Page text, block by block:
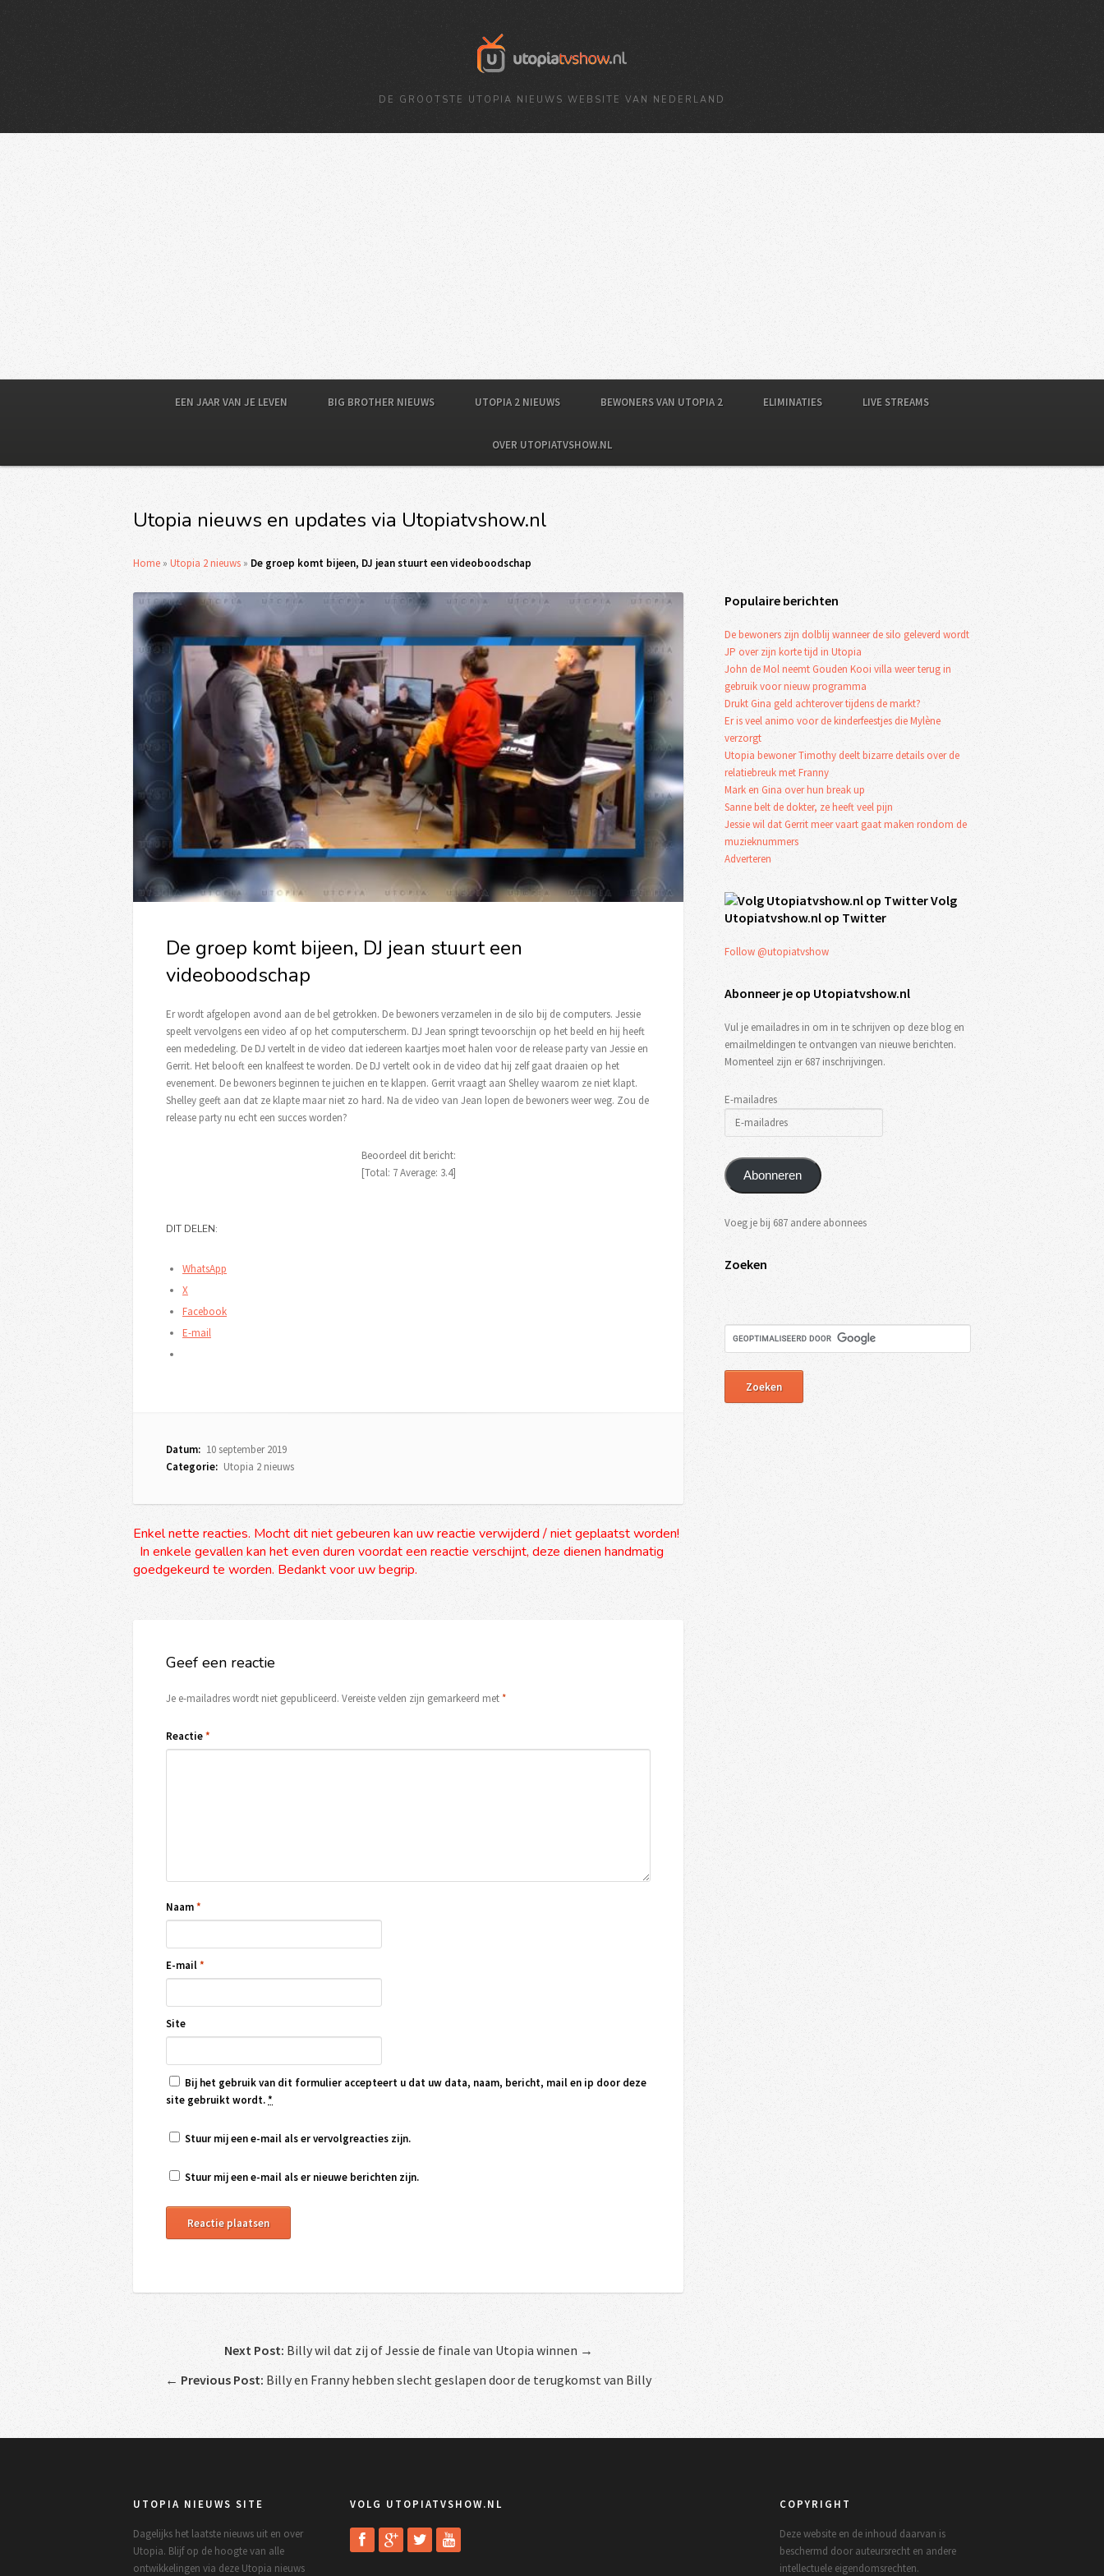
DE GROOTSTE UTOPIA NIEUWS WEBSITE VAN NEDERLAND
EEN JAAR VAN JE LEVEN BIG BROTHER NIEUWS UTOPIA 2 NIEUWS BEWONERS VAN UTOPIA 2 ELIMINATIES LIVE STREAMS
OVER UTOPIATVSHOW.NL
Utopia nieuws en updates via Utopiatvshow.nl
Home » Utopia 2 nieuws » De groep komt bijeen, DJ jean stuurt een videoboodschap
De groep komt bijeen, DJ jean stuurt een
videoboodschap
Er wordt afgelopen avond aan de bel getrokken. De bewoners verzamelen in de silo bij de computers. Jessie
speelt vervolgens een video af op het computerscherm. DJ Jean springt tevoorschijn op het beeld en hij heeft
een mededeling. De DJ vertelt in de video dat iedereen kaartjes moet halen voor de release party van Jessie en
Gerrit. Het belooft een knalfeest te worden. De DJ vertelt ook in de video dat hij zelf gaat draaien op het
evenement. De bewoners beginnen te juichen en te klappen. Gerrit vraagt aan Shelley waarom ze niet klapt.
Shelley geeft aan dat ze klapte maar niet zo hard. Na de video van Jean lopen de bewoners weer weg. Zou de
release party nu echt een succes worden?
Beoordeel dit bericht:
[Total: 7Average: 3.4]
DIT DELEN:
WhatsApp
X
Facebook
E-mail
Datum: 10 september 2019
Categorie: Utopia 2 nieuws
Enkel nette reacties. Mocht dit niet gebeuren kan uw reactie verwijderd / niet geplaatst worden!
In enkele gevallen kan het even duren voordat een reactie verschijnt, deze dienen handmatig
goedgekeurd te worden. Bedankt voor uw begrip.
Geef een reactie
Je e-mailadres wordt niet gepubliceerd. Vereiste velden zijn gemarkeerd met*
Reactie*
Naam*
E-mail*
Site
Bij het gebruik van dit formulier accepteert u dat uw data, naam, bericht, mail en ip door deze
site gebruikt wordt.*
Stuur mij een e-mail als er vervolgreacties zijn.
Stuur mij een e-mail als er nieuwe berichten zijn.
Next Post: Billy wil dat zij of Jessie de finale van Utopia winnen →
← Previous Post: Billy en Franny hebben slecht geslapen door de terugkomst van Billy
Populaire berichten
De bewoners zijn dolblij wanneer de silo geleverd wordt
JP over zijn korte tijd in Utopia
John de Mol neemt Gouden Kooi villa weer terug in
gebruik voor nieuw programma
Drukt Gina geld achterover tijdens de markt?
Er is veel animo voor de kinderfeestjes die Mylène
verzorgt
Utopia bewoner Timothy deelt bizarre details over de
relatiebreuk met Franny
Mark en Gina over hun break up
Sanne belt de dokter, ze heeft veel pijn
Jessie wil dat Gerrit meer vaart gaat maken rondom de
muzieknummers
Adverteren
Volg
Utopiatvshow.nl op Twitter
Follow @utopiatvshow
Abonneer je op Utopiatvshow.nl
Vul je emailadres in om in te schrijven op deze blog en
emailmeldingen te ontvangen van nieuwe berichten.
Momenteel zijn er 687 inschrijvingen.
E-mailadres
Abonneren
Voeg je bij 687 andere abonnees
Zoeken
UTOPIA NIEUWS SITE
Dagelijks het laatste nieuws uit en over
Utopia. Blijf op de hoogte van alle
ontwikkelingen via deze Utopia nieuws
VOLG UTOPIATVSHOW.NL COPYRIGHT
Deze website en de inhoud daarvan is
beschermd door auteursrecht en andere
intellectuele eigendomsrechten.